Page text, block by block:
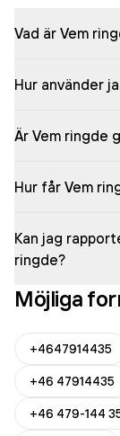
Vad är Vem
Hur använder
Är Vem ringde
Hur får Vem
Kan jag
ringde?
Möjliga
+4647914435
+46 47914435
+46 479-144